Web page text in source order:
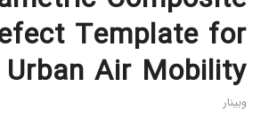
Template for
Urban Air Mobility
وبینار